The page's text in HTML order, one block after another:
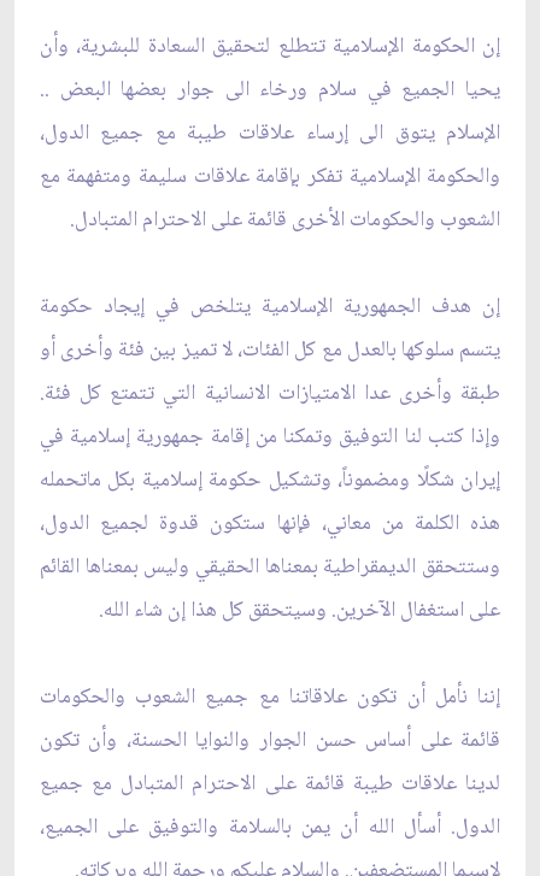
إن الحكومة الإسلامية تتطلع لتحقيق السعادة للبشرية، وأن
يحيا الجميع في سلام ورخاء الى جوار بعضها البعض ..
الإسلام يتوق الى إرساء علاقات طيبة مع جميع الدول،
والحكومة الإسلامية تفكر بإقامة علاقات سليمة ومتفهمة مع
الشعوب والحكومات الأخرى قائمة على الاحترام المتبادل.
إن هدف الجمهورية الإسلامية يتلخص في إيجاد حكومة
يتسم سلوكها بالعدل مع كل الفئات، لا تميز بين فئة وأخرى أو
طبقة وأخرى عدا الامتيازات الانسانية التي تتمتع كل فئة.
وإذا كتب لنا التوفيق وتمكنا من إقامة جمهورية إسلامية في
إيران شكلًا ومضموناً، وتشكيل حكومة إسلامية بكل ماتحمله
هذه الكلمة من معاني، فإنها ستكون قدوة لجميع الدول،
وستتحقق الديمقراطية بمعناها الحقيقي وليس بمعناها القائم
على استغفال الآخرين. وسيتحقق كل هذا إن شاء الله.
إننا نأمل أن تكون علاقاتنا مع جميع الشعوب والحكومات
قائمة على أساس حسن الجوار والنوايا الحسنة، وأن تكون
لدينا علاقات طيبة قائمة على الاحترام المتبادل مع جميع
الدول. أسأل الله أن يمن بالسلامة والتوفيق على الجميع،